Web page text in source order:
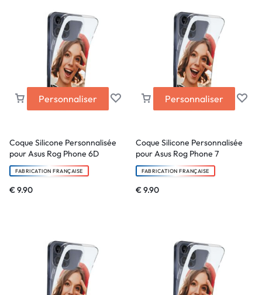
Personnaliser
Coque Silicone Personnalisée
pour Asus Rog Phone 6D
FABRICATION FRANÇAISE
€9.90
Personnaliser
Coque Silicone Personnalisée
pour Asus Rog Phone 7
FABRICATION FRANÇAISE
€9.90